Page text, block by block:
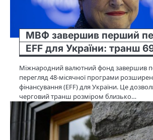
МВФ завершив перший
EFF для України: транш
Міжнародний валютний фонд завершив
перегляд 48-місячної програми
фінансування (EFF) для України. Це
черговий транш розміром близько…